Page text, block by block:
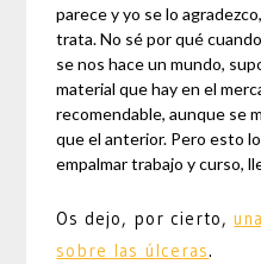
parece y yo se lo
trata. No sé por qué
se nos hace un mundo,
material que hay en el
recomendable, aunque se
que el anterior. Pero esto
empalmar trabajo y curso,
Os dejo, por cierto,
sobre las úlceras.